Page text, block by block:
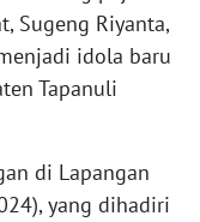
Sugeng Riyanta,
idola baru
Tapanuli
di Lapangan
yang dihadiri